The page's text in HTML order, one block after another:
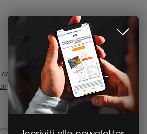
dati personali e di gestione dei cookie
pericolose. È indispensabile che ogni